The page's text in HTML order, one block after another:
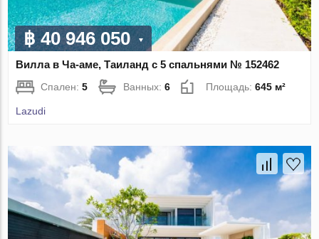
฿ 40 946 050
Вилла в Ча-аме, Таиланд с 5 спальнями № 152462
Спален:5 Ванных:6 Площадь:645 м²
Lazudi